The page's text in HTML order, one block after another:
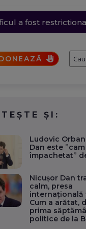
anulări masive
a fost
industriali, dacă e
ȘI:
Ludovic
Dan este ”cam
împachetat”
Nicușor Dan
calm, presa
internațională
Cum a arătat,
prima
politice de la